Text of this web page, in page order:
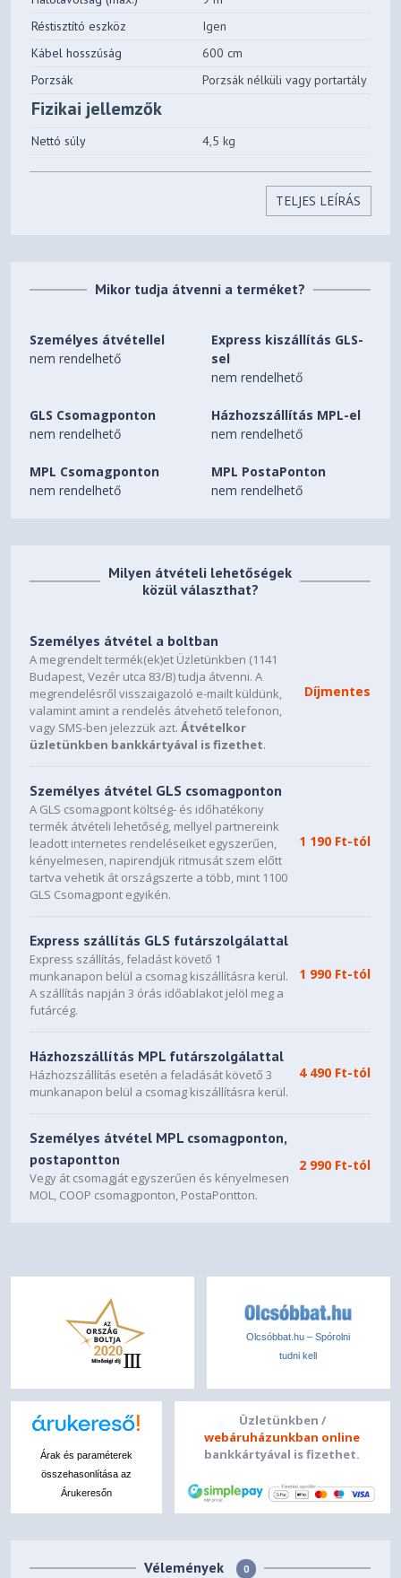
Réstisztító eszköz
Igen
Kábel hosszúság
600 cm
Porzsák
Porzsák nélküli vagy portartály
Fizikai jellemzők
Nettó súly
4,5 kg
Szélesség (max.)
281 mm
PowerCyclone 5 technológia, AAA energiacímke,
Allergénszűrő, TriActive szívófej, bemeneti teljesítmény:
TELJES LEÍRÁS
Mikor tudja átvenni a terméket?
Személyes átvétellel
nem rendelhető
Express kiszállítás GLS-
sel
nem rendelhető
GLS Csomagponton
nem rendelhető
Házhozszállítás MPL-el
nem rendelhető
MPL Csomagponton
nem rendelhető
MPL PostaPonton
nem rendelhető
Milyen átvételi lehetőségek
közül választhat?
Személyes átvétel a boltban
A megrendelt termék(ek)et Üzletünkben (1141
Budapest, Vezér utca 83/B) tudja átvenni. A
megrendelésről visszaigazoló e-mailt küldünk,
valamint amint a rendelés átvehető telefonon,
vagy SMS-ben jelezzük azt.Átvételkor
üzletünkben bankkártyával is fizethet.
Díjmentes
Személyes átvétel GLS csomagponton
A GLS csomagpont költség- és időhatékony
termék átvételi lehetőség, mellyel partnereink
leadott internetes rendeléseiket egyszerűen,
kényelmesen, napirendjük ritmusát szem előtt
tartva vehetik át országszerte a több, mint 1100
GLS Csomagpont egyikén.
1 190 Ft-tól
Express szállítás GLS futárszolgálattal
Express szállítás, feladást követő 1
munkanapon belül a csomag kiszállításra kerül.
A szállítás napján 3 órás időablakot jelöl meg a
futárcég.
1 990 Ft-tól
Házhozszállítás MPL futárszolgálattal
Házhozszállítás esetén a feladását követő 3
munkanapon belül a csomag kiszállításra kerül.
4 490 Ft-tól
Személyes átvétel MPL csomagponton,
postapontton
Vegy át csomagját egyszerűen és kényelmesen
MOL, COOP csomagponton, PostaPontton.
2 990 Ft-tól
Olcsóbbat.hu – Spórolni
tudni kell
Árak és paraméterek
összehasonlítása az
Árukeresőn
Üzletünkben /
webáruházunkban online
bankkártyával is fizethet.
Vélemények 0